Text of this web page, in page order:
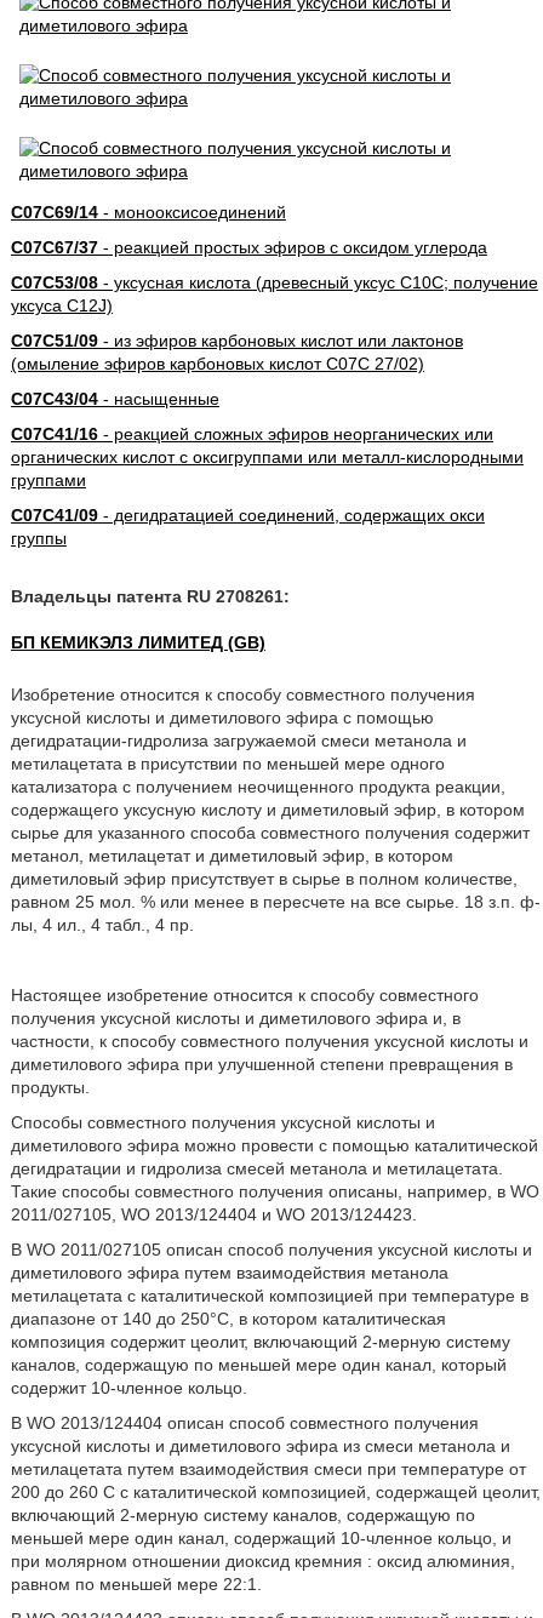
C07C69/14- монооксисоединений
C07C67/37- реакцией простых эфиров с оксидом углерода
C07C53/08- уксусная кислота (древесный уксус C10C; получение
уксуса C12J)
C07C51/09- из эфиров карбоновых кислот или лактонов
(омыление эфиров карбоновых кислот C07C 27/02)
C07C43/04- насыщенные
C07C41/16- реакцией сложных эфиров неорганических или
органических кислот с оксигруппами или металл-кислородными
группами
C07C41/09- дегидратацией соединений, содержащих окси
группы
Владельцы патента RU 2708261:
БП КЕМИКЭЛЗ ЛИМИТЕД (GB)
Изобретение относится к способу совместного получения
уксусной кислоты и диметилового эфира с помощью
дегидратации-гидролиза загружаемой смеси метанола и
метилацетата в присутствии по меньшей мере одного
катализатора с получением неочищенного продукта реакции,
содержащего уксусную кислоту и диметиловый эфир, в котором
сырье для указанного способа совместного получения содержит
метанол, метилацетат и диметиловый эфир, в котором
диметиловый эфир присутствует в сырье в полном количестве,
равном 25 мол. % или менее в пересчете на все сырье. 18 з.п. ф-
лы, 4 ил., 4 табл., 4 пр.
Настоящее изобретение относится к способу совместного
получения уксусной кислоты и диметилового эфира и, в
частности, к способу совместного получения уксусной кислоты и
диметилового эфира при улучшенной степени превращения в
продукты.
Способы совместного получения уксусной кислоты и
диметилового эфира можно провести с помощью каталитической
дегидратации и гидролиза смесей метанола и метилацетата.
Такие способы совместного получения описаны, например, в WO
2011/027105, WO 2013/124404 и WO 2013/124423.
В WO 2011/027105 описан способ получения уксусной кислоты и
диметилового эфира путем взаимодействия метанола
метилацетата с каталитической композицией при температуре в
диапазоне от 140 до 250°С, в котором каталитическая
композиция содержит цеолит, включающий 2-мерную систему
каналов, содержащую по меньшей мере один канал, который
содержит 10-членное кольцо.
В WO 2013/124404 описан способ совместного получения
уксусной кислоты и диметилового эфира из смеси метанола и
метилацетата путем взаимодействия смеси при температуре от
200 до 260 C с каталитической композицией, содержащей цеолит,
включающий 2-мерную систему каналов, содержащую по
меньшей мере один канал, содержащий 10-членное кольцо, и
при молярном отношении диоксид кремния : оксид алюминия,
равном по меньшей мере 22:1.